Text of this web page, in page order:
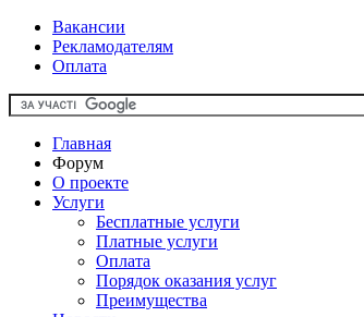
Вакансии
Рекламодателям
Оплата
Главная
Форум
О проекте
Услуги
Бесплатные услуги
Платные услуги
Оплата
Порядок оказания услуг
Преимущества